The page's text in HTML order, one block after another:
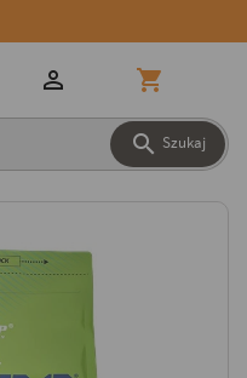
 Szukaj
 